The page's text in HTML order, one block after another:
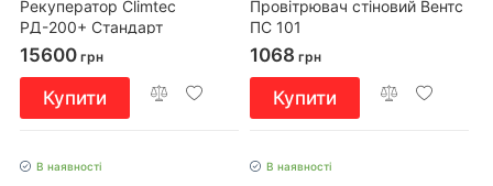
Рекуператор Climtec
РД-200+ Стандарт
15600 грн
Купити
Провітрювач стіновий Вентс
ПС 101
1068 грн
Купити
В наявності В наявності